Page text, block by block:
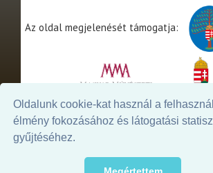
Oldalunk cookie-kat használ a
élmény fokozásához és látogatási
gyűjtéséhez.
Az oldal megjelenését támogatja: